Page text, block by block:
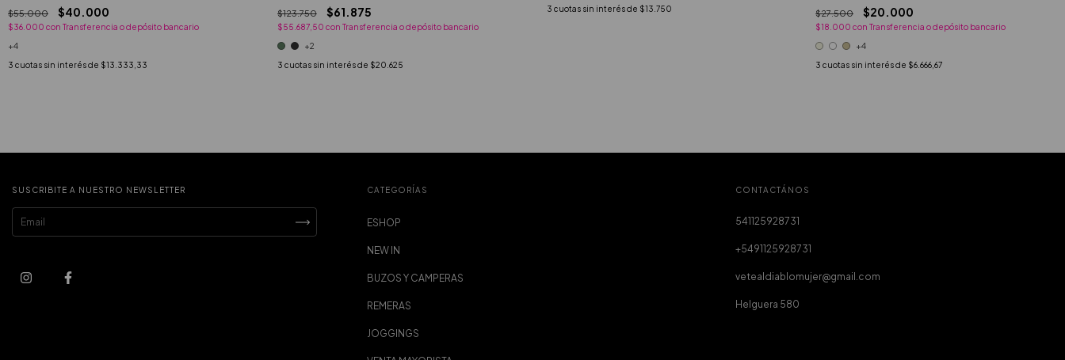
$55.000 $40.000
$36.000 con Transferencia o depósito bancario
+4
3 cuotas sin interés de $13.333,33
$123.750 $61.875
$55.687,50 con Transferencia o depósito bancario
+2
3 cuotas sin interés de $20.625
3 cuotas sin interés de $13.750 $27.500 $20.000
$18.000con Transferencia o depósito bancario
+4
3 cuotas sin interés de $6.666,67
SUSCRIBITE A NUESTRO NEWSLETTER CATEGORÍAS
ESHOP
NEW IN
BUZOS Y CAMPERAS
REMERAS
JOGGINGS
CONTACTÁNOS
541125928731
+5491125928731
vetealdiablomujer@gmail.com
Helguera 580